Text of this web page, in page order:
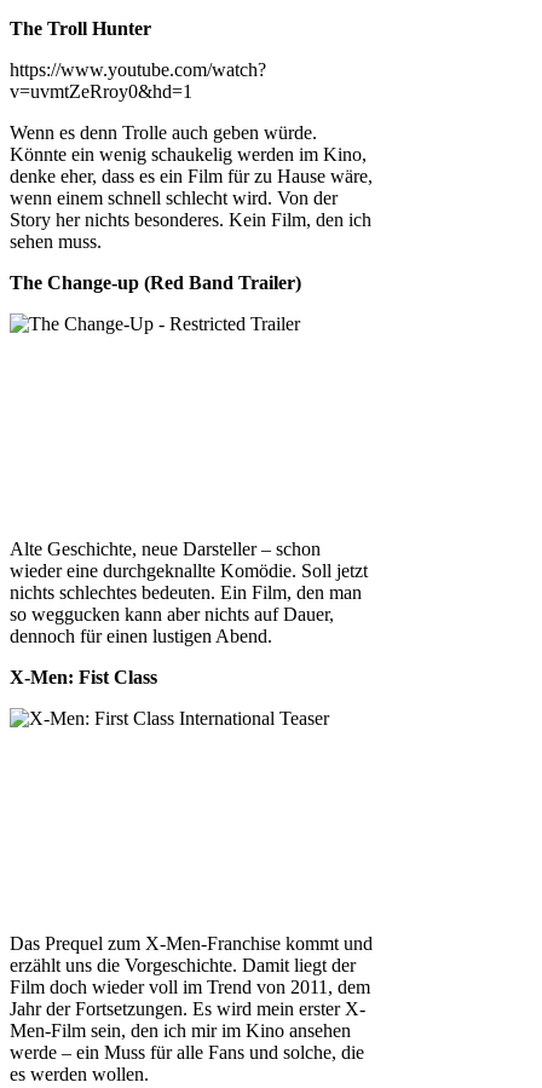
The Troll Hunter
https://www.youtube.com/watch?
v=uvmtZeRroy0&hd=1
Wenn es denn Trolle auch geben würde.
Könnte ein wenig schaukelig werden im Kino,
denke eher, dass es ein Film für zu Hause wäre,
wenn einem schnell schlecht wird. Von der
Story her nichts besonderes. Kein Film, den ich
sehen muss.
The Change-up (Red Band Trailer)
Alte Geschichte, neue Darsteller – schon
wieder eine durchgeknallte Komödie. Soll jetzt
nichts schlechtes bedeuten. Ein Film, den man
so weggucken kann aber nichts auf Dauer,
dennoch für einen lustigen Abend.
X-Men: Fist Class
Das Prequel zum X-Men-Franchise kommt und
erzählt uns die Vorgeschichte. Damit liegt der
Film doch wieder voll im Trend von 2011, dem
Jahr der Fortsetzungen. Es wird mein erster X-
Men-Film sein, den ich mir im Kino ansehen
werde – ein Muss für alle Fans und solche, die
es werden wollen.